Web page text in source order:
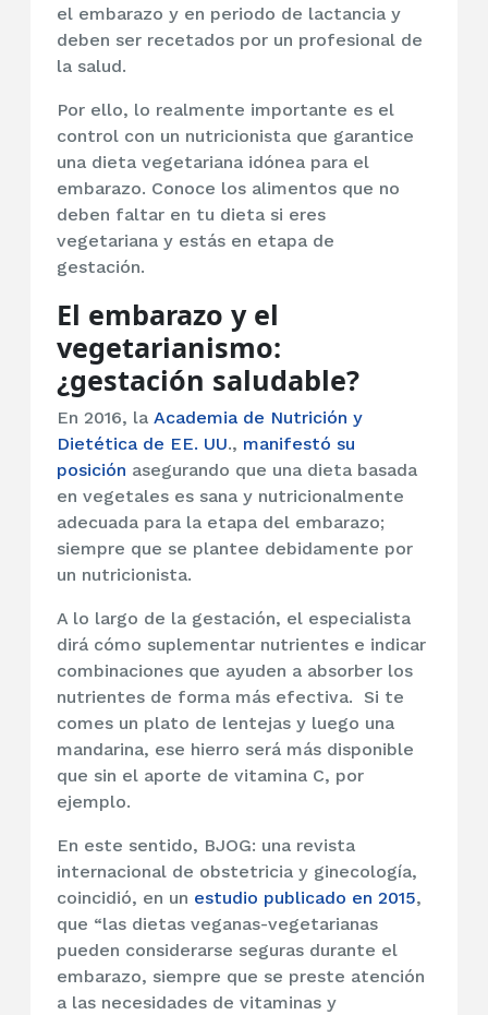
el embarazo y en periodo de lactancia y
deben ser recetados por un profesional de
la salud.
Por ello, lo realmente importante es el
control con un nutricionista que garantice
una dieta vegetariana idónea para el
embarazo. Conoce los alimentos que no
deben faltar en tu dieta si eres
vegetariana y estás en etapa de
gestación.
El embarazo y el
vegetarianismo:
¿gestación saludable?
En 2016, la Academia de Nutrición y
Dietética de EE. UU., manifestó su
posición asegurando que una dieta basada
en vegetales es sana y nutricionalmente
adecuada para la etapa del embarazo;
siempre que se plantee debidamente por
un nutricionista.
A lo largo de la gestación, el especialista
dirá cómo suplementar nutrientes e indicar
combinaciones que ayuden a absorber los
nutrientes de forma más efectiva. Si te
comes un plato de lentejas y luego una
mandarina, ese hierro será más disponible
que sin el aporte de vitamina C, por
ejemplo.
En este sentido, BJOG: una revista
internacional de obstetricia y ginecología,
coincidió, en un estudio publicado en 2015,
que “las dietas veganas-vegetarianas
pueden considerarse seguras durante el
embarazo, siempre que se preste atención
a las necesidades de vitaminas y